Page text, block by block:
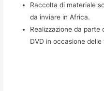
Raccolta di materiale
da inviare in Africa.
Realizzazione da parte
DVD in occasione